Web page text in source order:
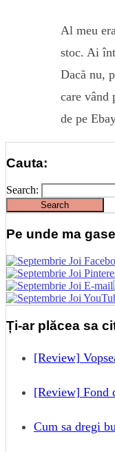
Al meu
stoc. Ai
Dacă nu,
care vând
de pe
Cauta:
Search:
Pe unde ma
Ți-ar plăcea sa
[Review]
[Review] Fond
Cum sa dregi